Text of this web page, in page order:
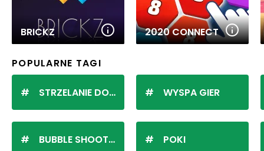
BRICKZ 2020 CONNECT
POPULARNE TAGI
STRZELANIE DO KULEK
BUBBLE SHOOTER
WYSPA GIER
POKI